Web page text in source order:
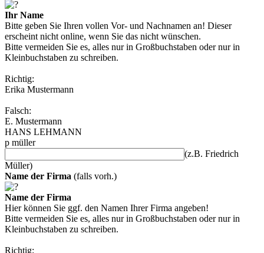
Ihr Name
Bitte geben Sie Ihren vollen Vor- und Nachnamen an! Dieser
erscheint nicht online, wenn Sie das nicht wünschen.
Bitte vermeiden Sie es, alles nur in Großbuchstaben oder nur in
Kleinbuchstaben zu schreiben.
Richtig:
Erika Mustermann
Falsch:
E. Mustermann
HANS LEHMANN
p müller
(z.B. Friedrich
Müller)
Name der Firma (falls vorh.)
Name der Firma
Hier können Sie ggf. den Namen Ihrer Firma angeben!
Bitte vermeiden Sie es, alles nur in Großbuchstaben oder nur in
Kleinbuchstaben zu schreiben.
Richtig: